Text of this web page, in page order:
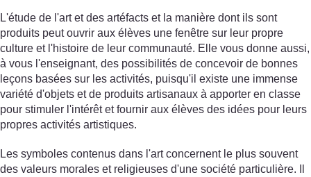
L'étude de l'art et des artéfacts et la manière dont ils sont
produits peut ouvrir aux élèves une fenêtre sur leur propre
culture et l'histoire de leur communauté. Elle vous donne aussi,
à vous l'enseignant, des possibilités de concevoir de bonnes
leçons basées sur les activités, puisqu'il existe une immense
variété d'objets et de produits artisanaux à apporter en classe
pour stimuler l'intérêt et fournir aux élèves des idées pour leurs
propres activités artistiques.
Les symboles contenus dans l'art concernent le plus souvent
des valeurs morales et religieuses d'une société particulière. Il